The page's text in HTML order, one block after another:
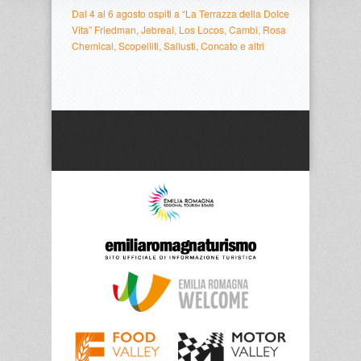
Dal 4 al 6 agosto ospiti a “La Terrazza della Dolce
Vita” Friedman, Jebreal, Los Locos, Cambi, Rosa
Chemical, Scopelliti, Sallusti, Concato e altri